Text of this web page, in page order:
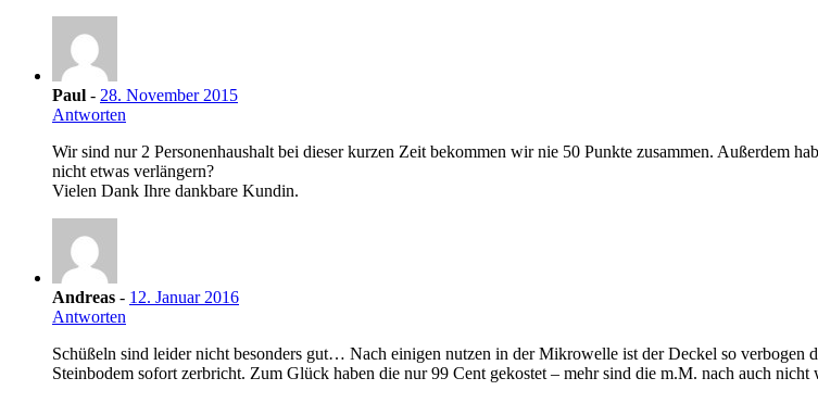
Paul - 28. November 2015
Antworten
Wir sind nur 2 Personenhaushalt bei dieser kurzen Zeit bekommen wir nie 50 Punkte zusammen. Außerdem
nicht etwas verlängern?
Vielen Dank Ihre dankbare Kundin.
Andreas - 12. Januar 2016
Antworten
Schüßeln sind leider nicht besonders gut… Nach einigen nutzen in der Mikrowelle ist der Deckel so
Steinbodem sofort zerbricht. Zum Glück haben die nur 99 Cent gekostet – mehr sind die m.M. nach auch nicht